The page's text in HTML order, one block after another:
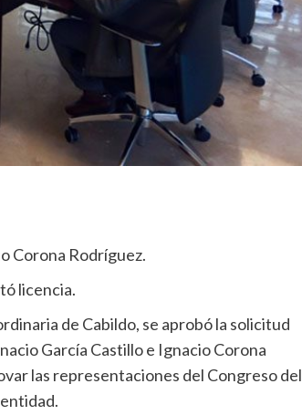
Corona Rodríguez.
licencia.
de Cabildo, se aprobó la solicitud
García Castillo e Ignacio Corona
las representaciones del Congreso del